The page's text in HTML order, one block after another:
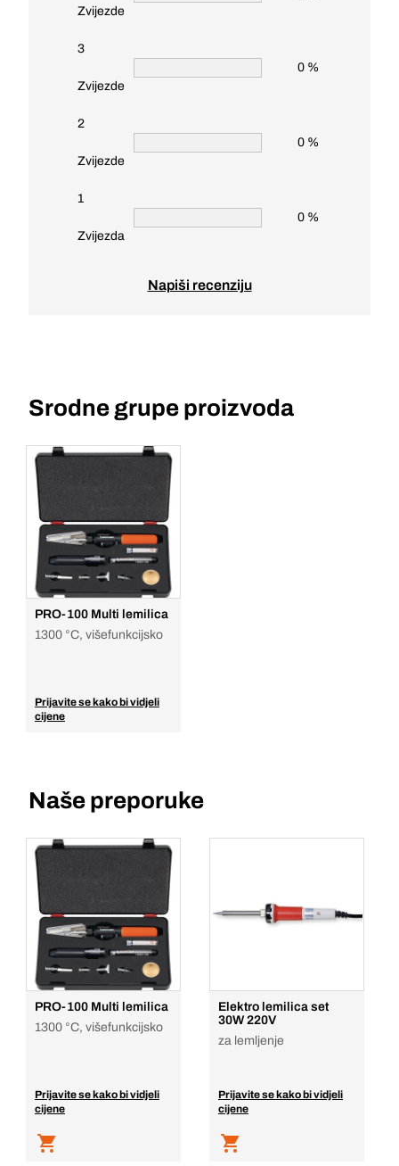
Zvijezde
3
Zvijezde
0 %
2
Zvijezde
0 %
1
Zvijezda
0 %
Napiši recenziju
Srodne grupe proizvoda
PRO-100 Multi lemilica
1300 °C, višefunkcijsko
Prijavite se kako bi vidjeli
cijene
Naše preporuke
PRO-100 Multi lemilica
1300 °C, višefunkcijsko
Prijavite se kako bi vidjeli
cijene
Elektro lemilica set
30W 220V
za lemljenje
Prijavite se kako bi vidjeli
cijene